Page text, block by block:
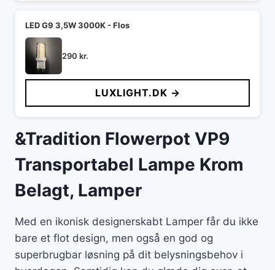
LED G9 3,5W 3000K - Flos
290 kr.
LUXLIGHT.DK →
&Tradition Flowerpot VP9
Transportabel Lampe Krom
Belagt, Lamper
Med en ikonisk designerskabt Lamper får du ikke
bare et flot design, men også en god og
superbrugbar løsning på dit belysningsbehov i